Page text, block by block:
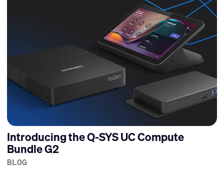
Introducing the Q-SYS UC Compute
Bundle G2
BLOG